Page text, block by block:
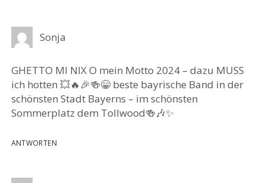
Sonja
GHETTO MI NIX O mein Motto 2024 – dazu MUSS
ich hotten 💥🔥🎉🍻😁 beste bayrische Band in der
schönsten Stadt Bayerns – im schönsten
Sommerplatz dem Tollwood🍻🎶✨
ANTWORTEN